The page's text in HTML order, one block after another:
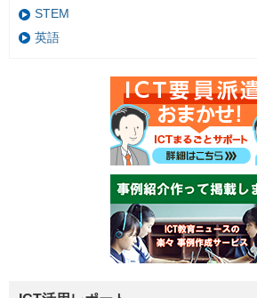
STEM
英語